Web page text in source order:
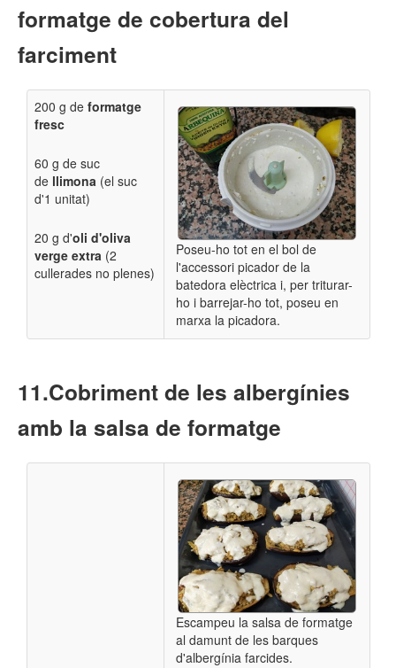
formatge de cobertura del
farciment
200 g de formatge
fresc
60 g de suc
de llimona (el suc
d'1 unitat)
20 g d'oli d'oliva
verge extra (2
cullerades no plenes)
Poseu-ho tot en el bol de
l'accessori picador de la
batedora elèctrica i, per triturar-
ho i barrejar-ho tot, poseu en
marxa la picadora.
​Cobriment de les albergínies
amb la salsa de formatge
Escampeu la salsa de formatge
al damunt de les barques
d'albergínia farcides.